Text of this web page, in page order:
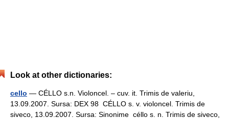
Look at other dictionaries:
cello — CÉLLO s.n. Violoncel. – cuv. it. Trimis de valeriu,
13.09.2007. Sursa: DEX 98 CÉLLO s. v. violoncel. Trimis de
siveco, 13.09.2007. Sursa: Sinonime céllo s. n. Trimis de siveco,